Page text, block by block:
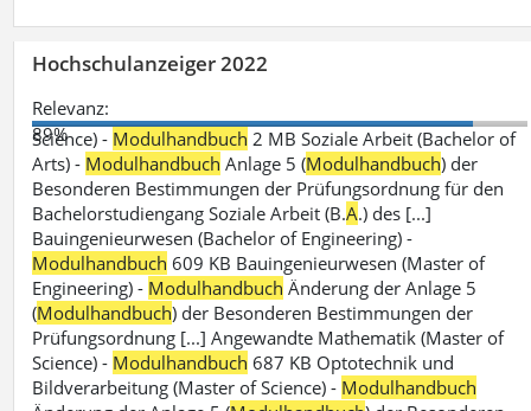
Hochschulanzeiger 2022
Relevanz:
89%
Science) - Modulhandbuch 2 MB Soziale Arbeit (Bachelor of
Arts) - Modulhandbuch Anlage 5 (Modulhandbuch) der
Besonderen Bestimmungen der Prüfungsordnung für den
Bachelorstudiengang Soziale Arbeit (B.A.) des [...]
Bauingenieurwesen (Bachelor of Engineering) -
Modulhandbuch 609 KB Bauingenieurwesen (Master of
Engineering) - Modulhandbuch Änderung der Anlage 5
(Modulhandbuch) der Besonderen Bestimmungen der
Prüfungsordnung [...] Angewandte Mathematik (Master of
Science) - Modulhandbuch 687 KB Optotechnik und
Bildverarbeitung (Master of Science) - Modulhandbuch